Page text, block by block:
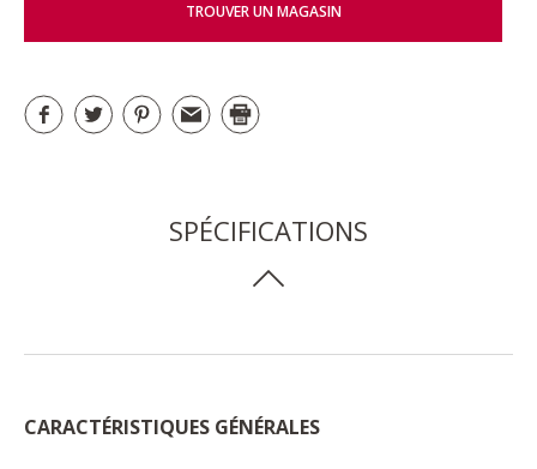
TROUVER UN MAGASIN
SPÉCIFICATIONS
CARACTÉRISTIQUES GÉNÉRALES